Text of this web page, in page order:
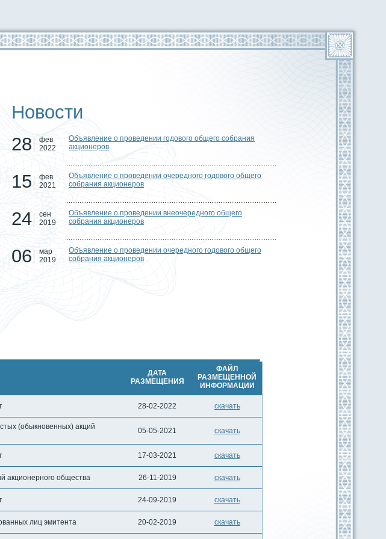
Новости
28
фев
2022
Объявление о проведении годового общего собрания
акционеров
15
фев
2021
Объявление о проведении очередного годового общего
собрания акционеров
24
сен
2019
Объявление о проведении внеочередного общего
собрания акционеров
06
мар
2019
Объявление о проведении очередного годового общего
собрания акционеров
ДАТА
РАЗМЕЩЕНИЯ
ФАЙЛ
РАЗМЕЩЕННОЙ
ИНФОРМАЦИИ
28-02-2022 скачать
(обыкновенных) акций
05-05-2021 скачать
17-03-2021 скачать
акционерного общества 26-11-2019 скачать
24-09-2019 скачать
лиц эмитента 20-02-2019 скачать